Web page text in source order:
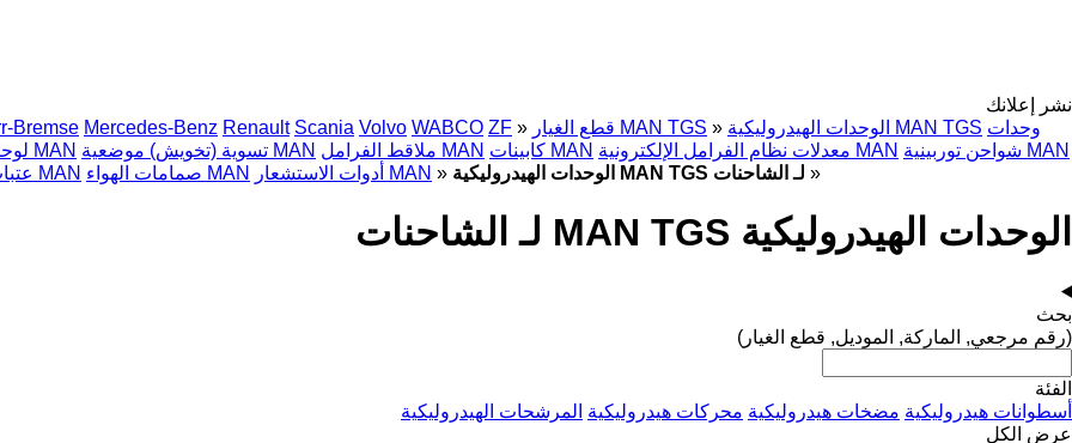
نشر إعلانك
Bremse Mercedes-Benz Renault Scania Volvo WABCO ZF » قطع الغيار MAN TGS » الوحدات الهيدروليكية MAN TGS وحدات
لوحات العدادات MAN تسوية (تخويش) موضعية MAN ملاقط الفرامل MAN كابينات MAN معدلات نظام الفرامل الإلكترونية MAN
شواحن توربينية MAN
عتبات أبواب الكابينة MAN صمامات الهواء MAN أدوات الاستشعار MAN » الوحدات الهيدروليكية MAN TGS لـ الشاحنات »
الوحدات الهيدروليكية MAN TGS لـ الشاحنات
بحث
(رقم مرجعي, الماركة, الموديل, قطع الغيار)
الفئة
أسطوانات هيدروليكية مضخات هيدروليكية محركات هيدروليكية المرشحات الهيدروليكية
عرض الكل